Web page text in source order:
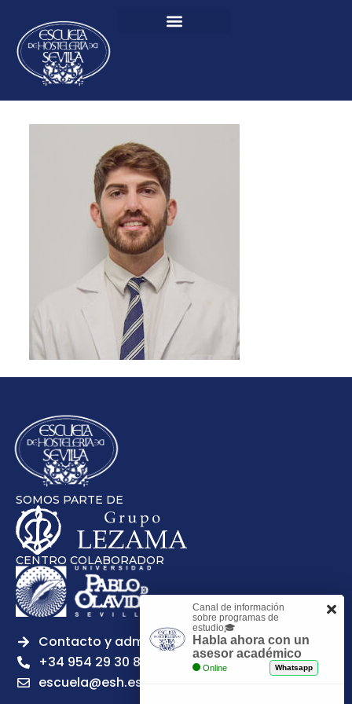
SOMOS PARTE DE
CENTRO COLABORADOR
Contacto y admisiones
+34 954 29 30 81
escuela@esh.es
Canal de información
sobre programas de
estudio🎓
Habla ahora con un
asesor académico
Online Whatsapp